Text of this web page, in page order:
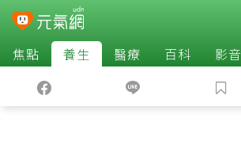
焦點 養生 醫療 百科 影音